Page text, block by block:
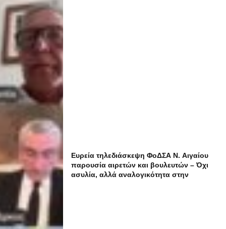
Ευρεία τηλεδιάσκεψη ΦοΔΣΑ Ν. Αιγαίου
παρουσία αιρετών και βουλευτών – Όχι
ασυλία, αλλά αναλογικότητα στην